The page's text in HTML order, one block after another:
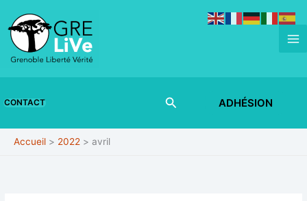
contenu
CONTACT RechercherADHÉSION
Accueil 2022 avril